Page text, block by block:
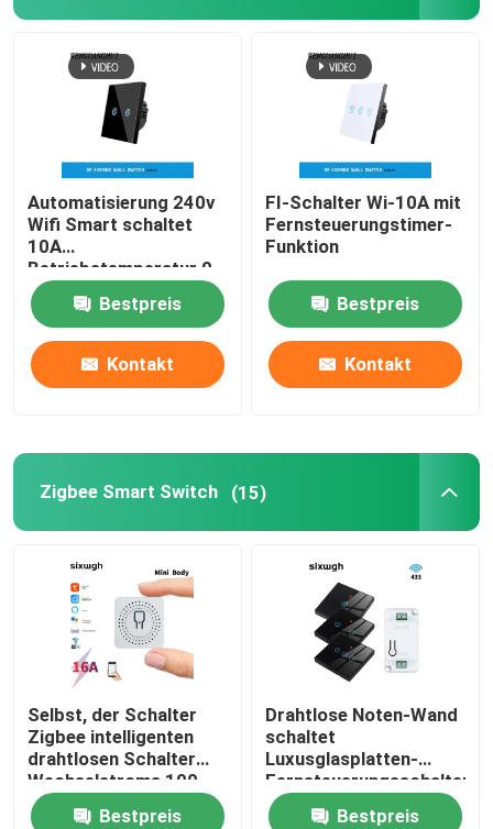
Drahtlose wasserdichte Türklingel
Intelligente WLAN-LED-Glühbirne
Touchscreen-Panel für das Smart Home
Intelligenter Steckdosenstecker
Intelligentes Sicherheitsschloss
Smart Monitor-Kamera
Zigbee-Gateway
Smart Home-System/Gateway
Automatisierung 240v
Wifi Smart schaltet
10A
Betriebstemperatur 0-
40℃
Bestpreis
Kontakt
FI-Schalter Wi-10A mit
Fernsteuerungstimer-
Funktion
Bestpreis
Kontakt
Zigbee Smart Switch (15)
Selbst, der Schalter
Zigbee intelligenten
drahtlosen Schalter
Wechselstroms 100-
240V Homekit erzeugt
Bestpreis
Drahtlose Noten-Wand
schaltet
Luxusglasplatten-
Fernsteuerungsschalter
der Satz-RF433 1gang
Bestpreis